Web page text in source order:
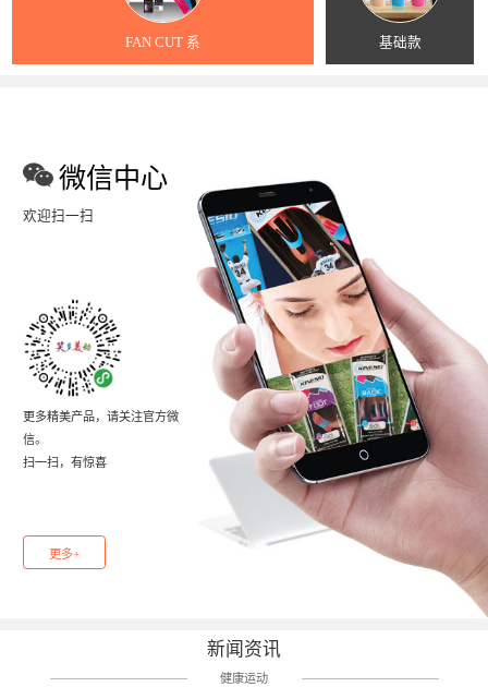
FAN CUT 系 基础款
微信中心
欢迎扫一扫
更多精美产品，请关注官方微
信。
扫一扫，有惊喜
更多+
新闻资讯
健康运动